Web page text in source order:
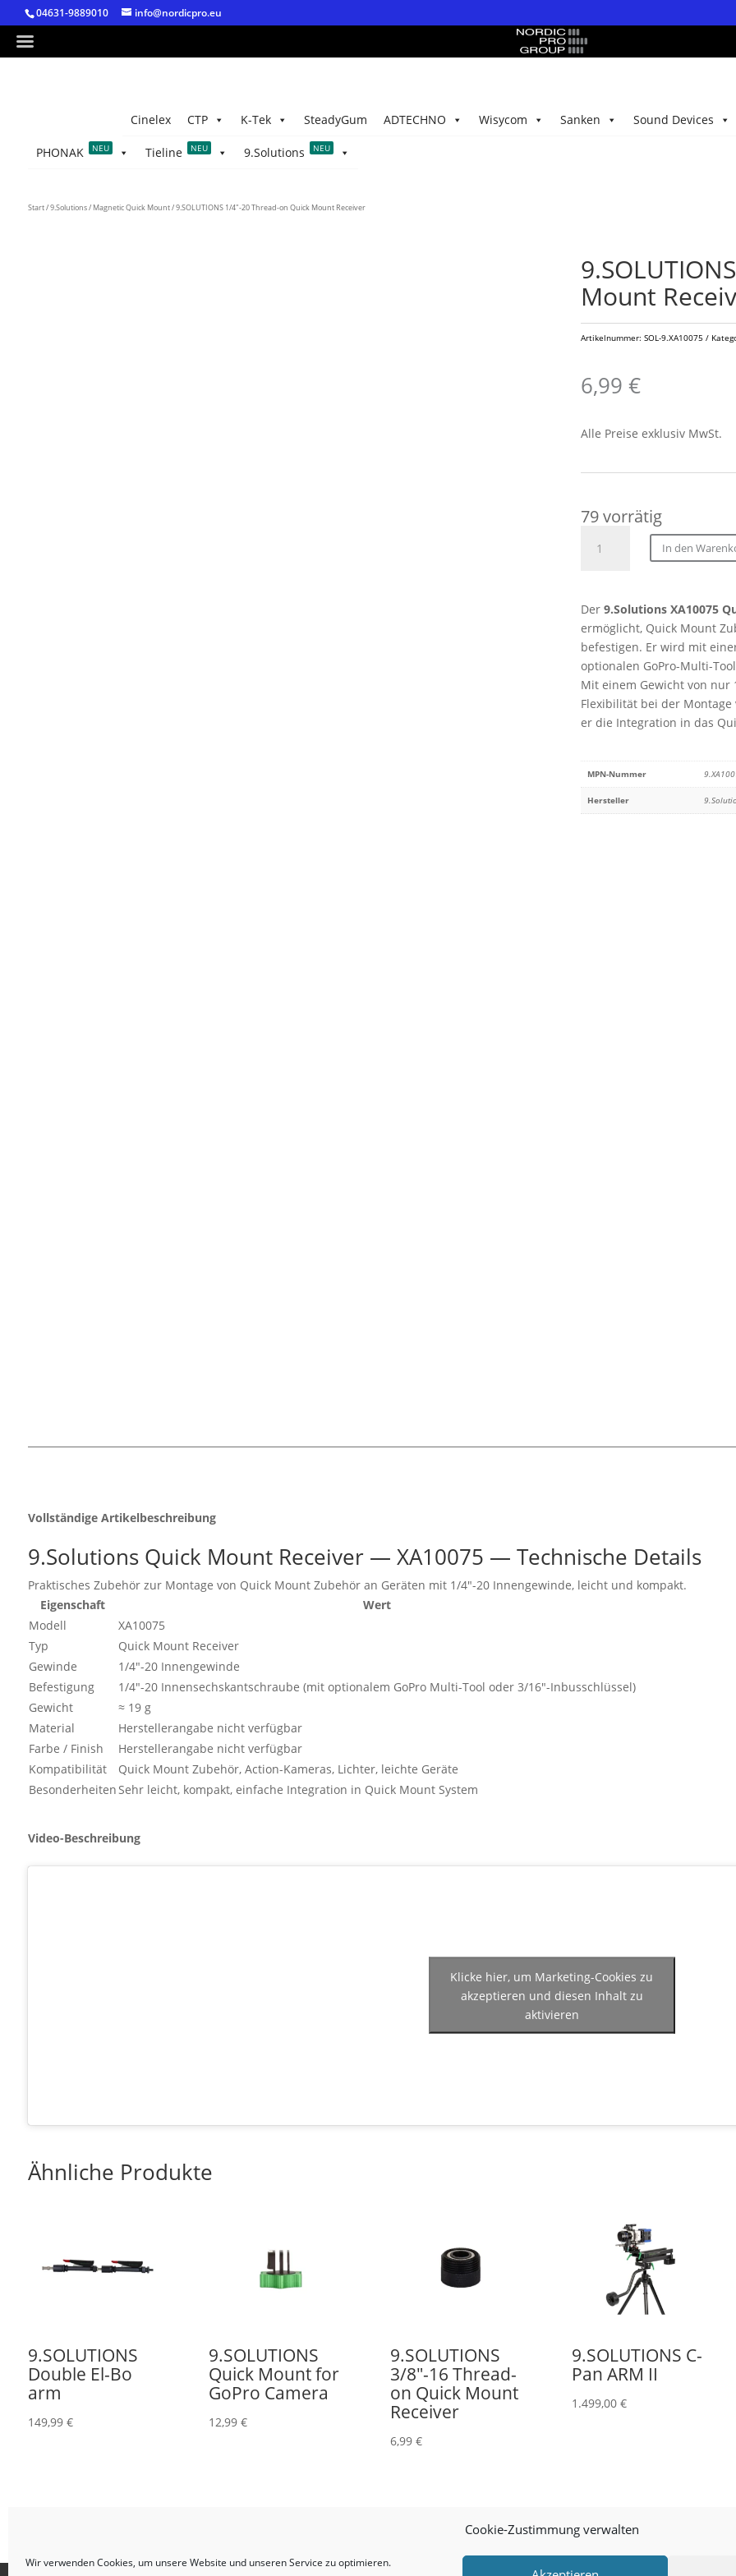
Cookie-Zustimmung verwalten
Wir verwenden Cookies, um unsere Website und unseren Service zu optimieren.
04631-9889010 info@nordicpro.eu
Sound Devices
Sanken
Wisycom
ADTECHNO
SteadyGum
K-Tek
CTP
Cinelex
PHONAK NEU Tieline NEU 9.Solutions NEU
Start/9.Solutions/ Magnetic Quick Mount/ 9.SOLUTIONS 1/4″-20 Thread-on Quick Mount Receiver
Mount
Artikelnummer:SOL-9.XA10075
6,99€
Alle Preise exklusiv MwSt.
79 vorrätig
9.SOLUTIONS
1/4"-20
Quick
Mount
Receiver
Menge
In den
Der9.Solutions XA10075
ermöglicht, Quick Mount
befestigen. Er wird mit
optionalen GoPro-Multi-
Mit einem Gewicht von nur
Flexibilität bei der
er die Integration in das
MPN-Nummer
Hersteller
Vollständige Artikelbeschreibung
9.Solutions Quick Mount Receiver — XA10075 — Technische Details
Praktisches Zubehör zur Montage von Quick Mount Zubehör an Geräten mit 1/4"-20 Innengewinde, leicht und kompakt.
Eigenschaft
Wert
Modell
XA10075
Typ
Quick Mount Receiver
Gewinde
1/4"-20 Innengewinde
Befestigung
1/4"-20 Innensechskantschraube (mit optionalem GoPro Multi-Tool oder 3/16"-Inbusschlüssel)
Gewicht
≈ 19 g
Material
Herstellerangabe nicht verfügbar
Farbe / Finish
Herstellerangabe nicht verfügbar
Kompatibilität
Quick Mount Zubehör, Action-Kameras, Lichter, leichte Geräte
Besonderheiten Sehr leicht, kompakt, einfache Integration in Quick Mount System
Video-Beschreibung
Klicke hier, um Marketing-Cookies zu
akzeptieren und diesen Inhalt zu
aktivieren
Ähnliche Produkte
9.SOLUTIONS
Double El-Bo
arm
149,99 €
9.SOLUTIONS
Quick Mount for
GoPro Camera
12,99€
9.SOLUTIONS
3/8″-16 Thread-
on Quick Mount
Receiver
6,99€
9.SOLUTIONS C-
Pan ARM II
1.499,00€